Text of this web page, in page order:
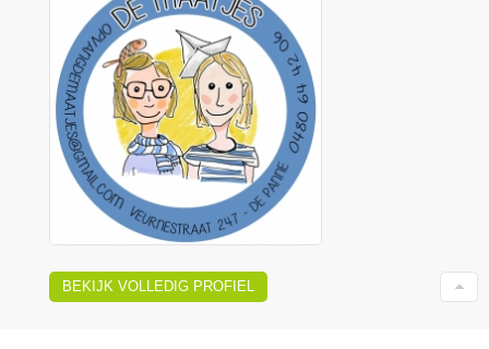
BEKIJK VOLLEDIG PROFIEL